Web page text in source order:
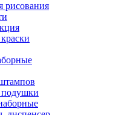
рисования